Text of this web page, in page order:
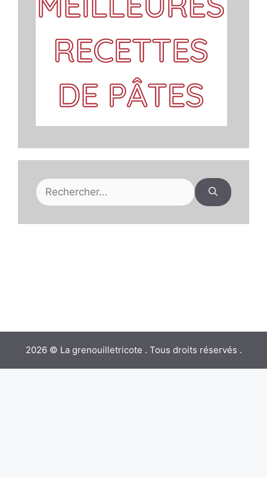
Rechercher :
2026 © La grenouilletricote . Tous droits réservés .